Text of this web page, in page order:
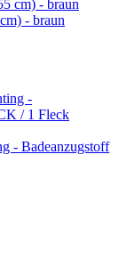
- braun
- Badeanzugstoff